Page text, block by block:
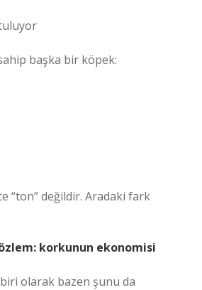
başka bir köpek:
“ton” değildir. Aradaki fark
korkunun ekonomisi
olarak bazen şunu da